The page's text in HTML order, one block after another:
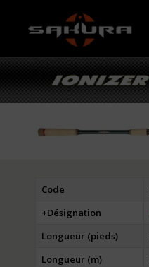
Code
+Désignation
Longueur (pieds)
Longueur (m)